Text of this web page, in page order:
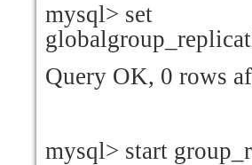
mysql> set
Query OK, 0 rows
mysql> start